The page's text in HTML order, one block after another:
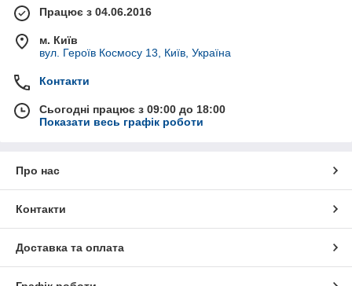
Працює з 04.06.2016
м. Київ
вул. Героїв Космосу 13, Київ, Україна
Контакти
Сьогодні працює з 09:00 до 18:00
Показати весь графік роботи
Про нас
Контакти
Доставка та оплата